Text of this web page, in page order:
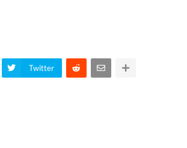
Twitter